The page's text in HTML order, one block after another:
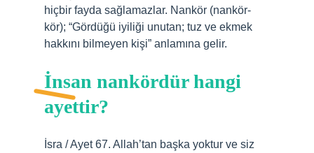
hiçbir fayda sağlamazlar. Nankör (nankör-
kör); “Gördüğü iyiliği unutan; tuz ve ekmek
hakkını bilmeyen kişi” anlamına gelir.
İnsan nankördür hangi
ayettir?
İsra / Ayet 67. Allah’tan başka yoktur ve siz